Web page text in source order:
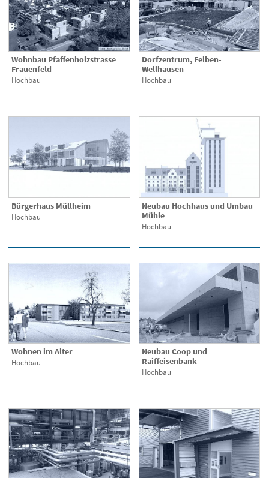
Wohnbau Pfaffenholzstrasse
Frauenfeld
Hochbau
Dorfzentrum, Felben-
Wellhausen
Hochbau
Bürgerhaus Müllheim
Hochbau
Neubau Hochhaus und Umbau
Mühle
Hochbau
Wohnen im Alter
Hochbau
Neubau Coop und
Raiffeisenbank
Hochbau